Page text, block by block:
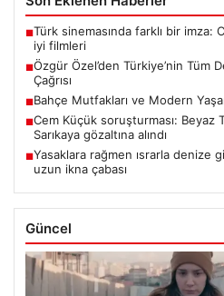
■Türk sinemasında farklı bir imza:
iyi filmleri
■Özgür Özel’den Türkiye’nin Tüm
Çağrısı
■Bahçe Mutfakları ve Modern
■Cem Küçük soruşturması: Beyaz
Sarıkaya gözaltına alındı
■Yasaklara rağmen ısrarla denize
uzun ikna çabası
Güncel